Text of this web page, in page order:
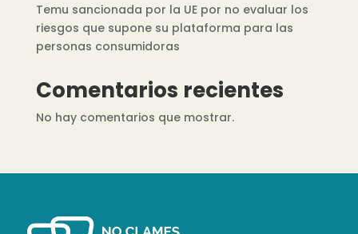
Temu sancionada por la UE por no evaluar los
riesgos que supone su plataforma para las
personas consumidoras
Comentarios recientes
No hay comentarios que mostrar.